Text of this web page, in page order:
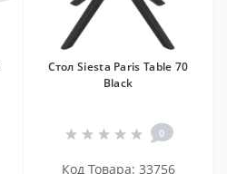
Cтол Siesta Paris Table 70
Black
0
Код Товара: 33756